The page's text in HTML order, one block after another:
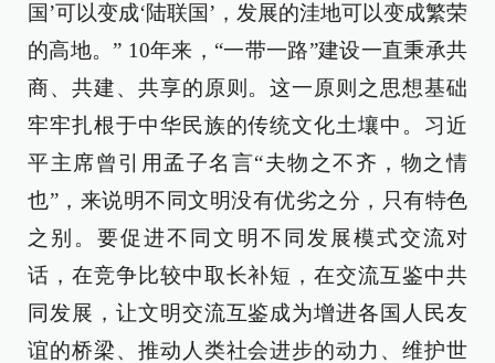
国’可以变成‘陆联国’，发展的洼地可以变成繁荣
的高地。” 10年来，“一带一路”建设一直秉承共
商、共建、共享的原则。这一原则之思想基础
牢牢扎根于中华民族的传统文化土壤中。习近
平主席曾引用孟子名言“夫物之不齐，物之情
也”，来说明不同文明没有优劣之分，只有特色
之别。要促进不同文明不同发展模式交流对
话，在竞争比较中取长补短，在交流互鉴中共
同发展，让文明交流互鉴成为增进各国人民友
谊的桥梁、推动人类社会进步的动力、维护世